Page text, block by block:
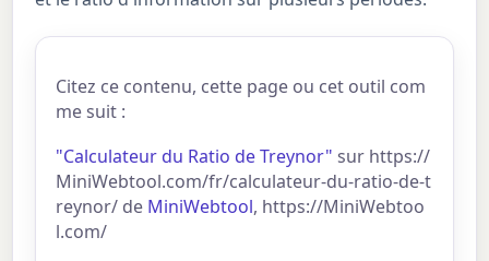
Citez ce contenu, cette page ou cet outil com
me suit :
"Calculateur du Ratio de Treynor" sur https://
MiniWebtool.com/fr/calculateur-du-ratio-de-t
reynor/ de MiniWebtool, https://MiniWebtoo
l.com/